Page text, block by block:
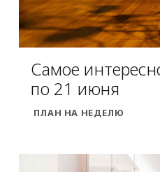
Самое
по 21 июня
ПЛАН НА НЕДЕЛЮ